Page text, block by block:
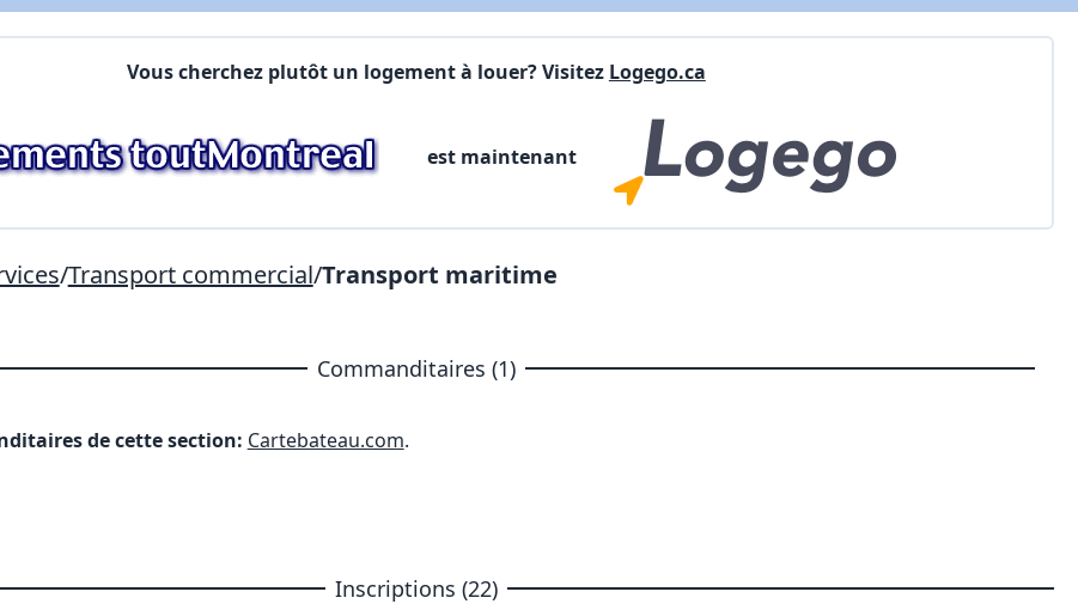
Vous cherchez plutôt un logement à louer? Visitez Logego.ca
est maintenant
/Transport commercial/Transport maritime
Commanditaires (1)
de cette section: Cartebateau.com.
Inscriptions (22)
X Fermer Envoyez
Commentaires: